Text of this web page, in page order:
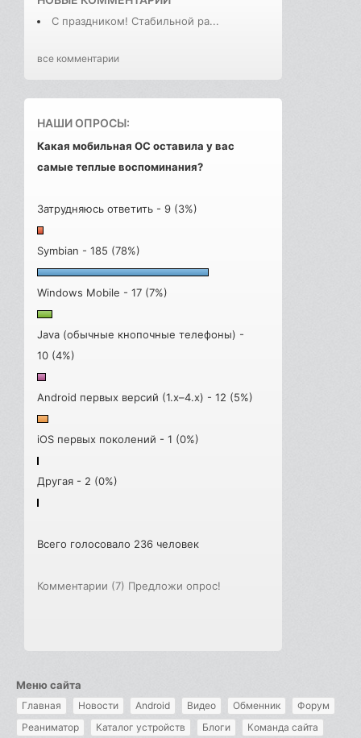
С праздником! Стабильной ра...
все комментарии
НАШИ ОПРОСЫ:
Какая мобильная ОС оставила у вас
самые теплые воспоминания?
Затрудняюсь ответить - 9 (3%)
Symbian - 185 (78%)
Windows Mobile - 17 (7%)
Java (обычные кнопочные телефоны) -
10 (4%)
Android первых версий (1.x–4.x) - 12 (5%)
iOS первых поколений - 1 (0%)
Другая - 2 (0%)
Всего голосовало 236 человек
Комментарии (7) Предложи опрос!
Меню сайта
Главная Новости Android Видео Обменник
Форум
Реаниматор
Каталог устройств Блоги Команда сайта